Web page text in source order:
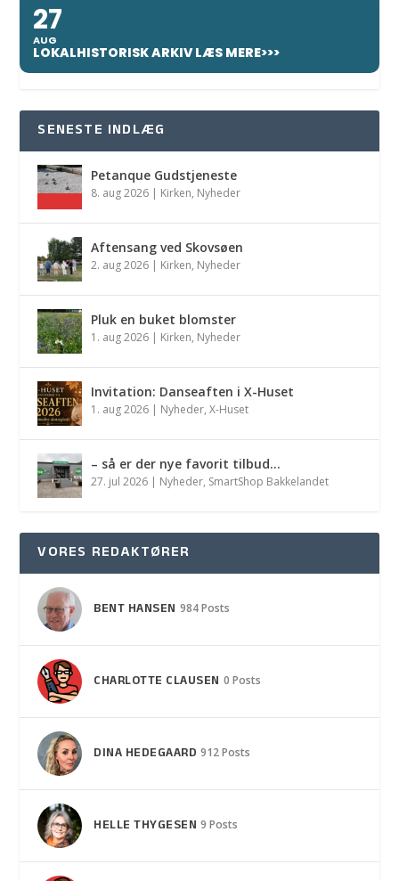
27
AUG
LOKALHISTORISK ARKIV LÆS MERE>>>
SENESTE INDLÆG
Petanque Gudstjeneste
8. aug 2026 | Kirken, Nyheder
Aftensang ved Skovsøen
2. aug 2026 | Kirken, Nyheder
Pluk en buket blomster
1. aug 2026 | Kirken, Nyheder
Invitation: Danseaften i X-Huset
1. aug 2026 | Nyheder,X-Huset
– så er der nye favorit tilbud…
27. jul 2026 | Nyheder, SmartShop Bakkelandet
VORES REDAKTØRER
BENT HANSEN 984 Posts
CHARLOTTE CLAUSEN 0 Posts
DINA HEDEGAARD 912 Posts
HELLE THYGESEN 9 Posts